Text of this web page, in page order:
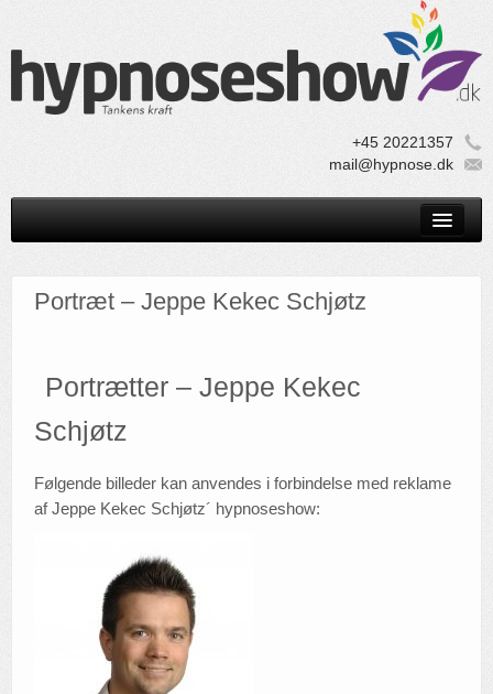
+45 20221357
mail@hypnose.dk
Foredrag
Praktisk
TV
Book
Portræt – Jeppe Kekec Schjøtz
Portrætter – Jeppe Kekec
Schjøtz
Følgende billeder kan anvendes i forbindelse med reklame
af Jeppe Kekec Schjøtz´ hypnoseshow: